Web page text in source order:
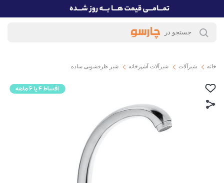
خانه شیرآلات شیرآلات آشپزخانه شیر ظرفشویی ساده